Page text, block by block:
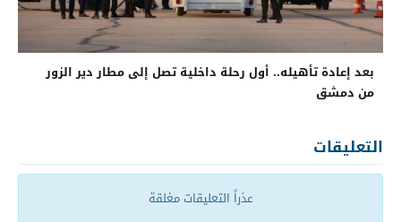
بعد إعادة تأهيله.. أول رحلة داخلية تصل إلى مطار دير الزور
من دمشق
التعليقات
عذراً التعليقات مغلقة